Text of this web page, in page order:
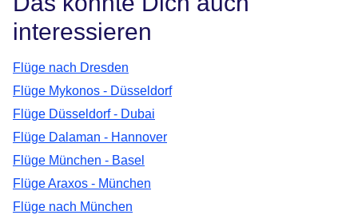
interessieren
Flüge nach Dresden
Flüge Mykonos - Düsseldorf
Flüge Düsseldorf - Dubai
Flüge Dalaman - Hannover
Flüge München - Basel
Flüge Araxos - München
Flüge nach München